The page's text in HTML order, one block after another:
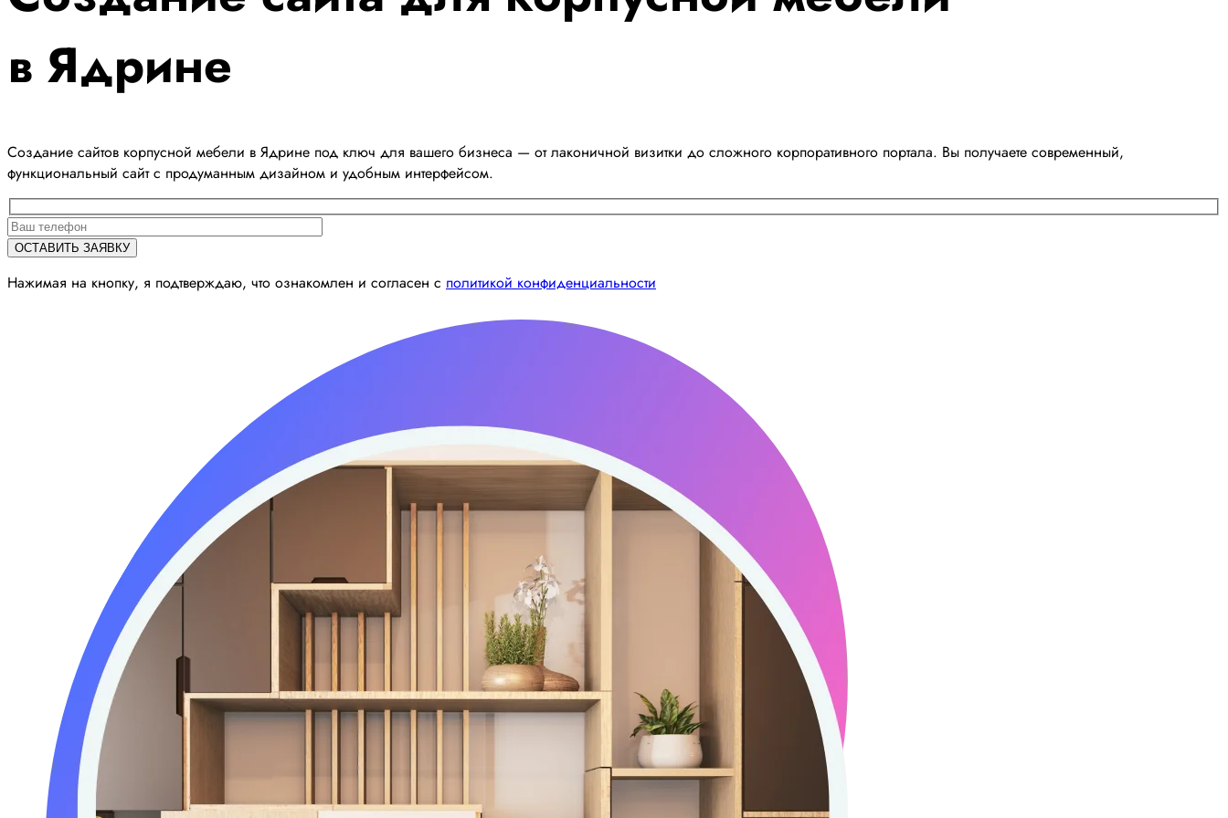
в Ядрине
Создание сайтов корпусной мебели в Ядрине под ключ для вашего бизнеса — от лаконичной визитки до сложного корпоративного портала. Вы получаете современный,
функциональный сайт с продуманным дизайном и удобным интерфейсом.
Нажимая на кнопку, я подтверждаю, что ознакомлен и согласен с политикой конфиденциальности